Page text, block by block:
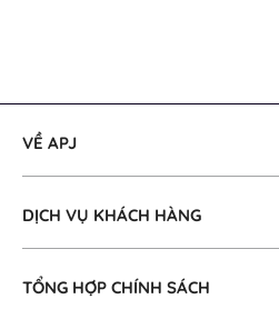
VỀ APJ
DỊCH VỤ KHÁCH HÀNG
TỔNG HỢP CHÍNH SÁCH